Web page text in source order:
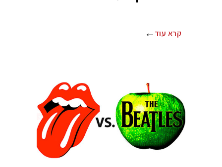
קרא עוד